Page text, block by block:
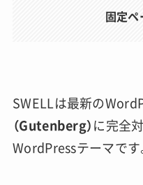
固定
SWELLは最新の
（Gutenberg）に完全
WordPressテーマです